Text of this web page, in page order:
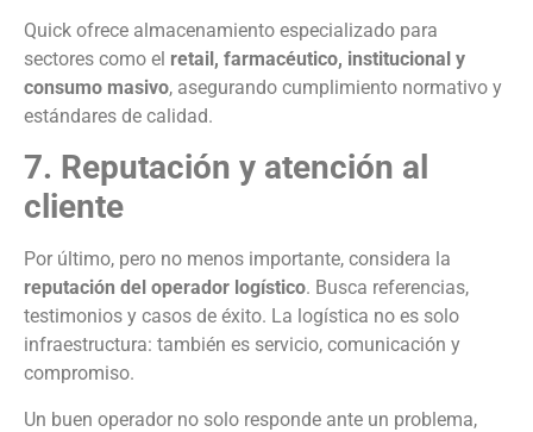
Quick ofrece almacenamiento especializado para
sectores como el retail, farmacéutico, institucional y
consumo masivo, asegurando cumplimiento normativo y
estándares de calidad.
7. Reputación y atención al
cliente
Por último, pero no menos importante, considera la
reputación del operador logístico. Busca referencias,
testimonios y casos de éxito. La logística no es solo
infraestructura: también es servicio, comunicación y
compromiso.
Un buen operador no solo responde ante un problema,